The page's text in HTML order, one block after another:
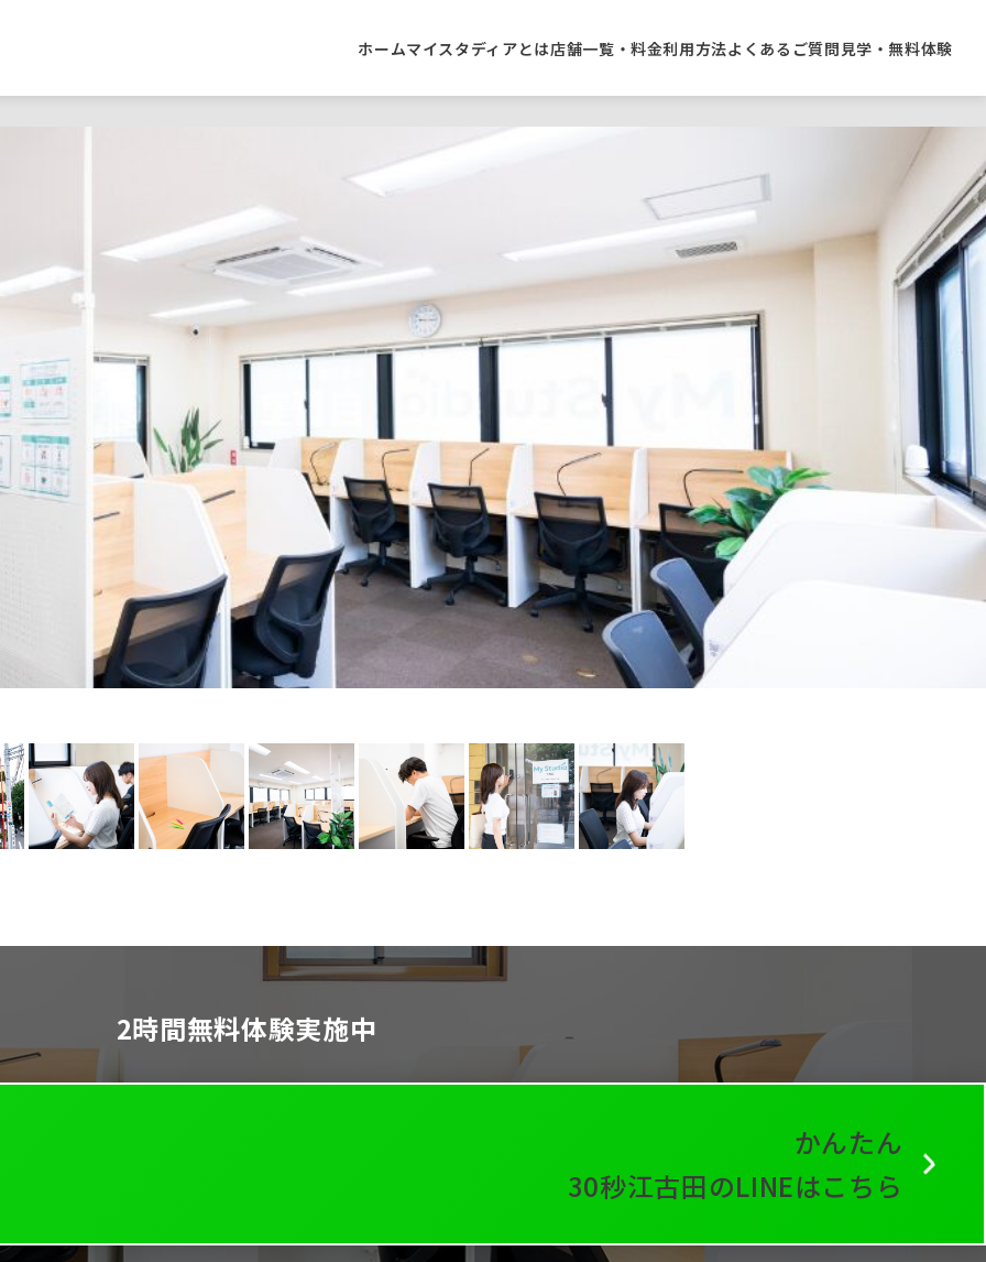
ホームマイスタディアとは店舗一覧・料金利用方法よくあるご質問 見学・無料体験
2時間無料体験実施中
かんたん
30秒江古田のLINEはこちら